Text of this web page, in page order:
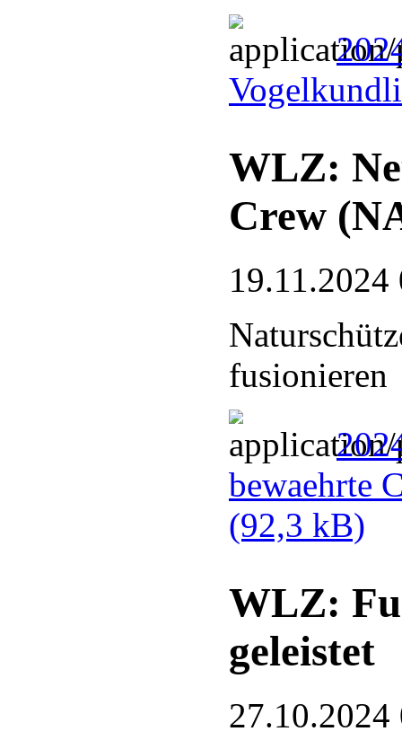
WLZ:
Crew
19.11.2024
fusionieren
bewaehrte
(92,3 kB)
WLZ:
geleistet
27.10.2024